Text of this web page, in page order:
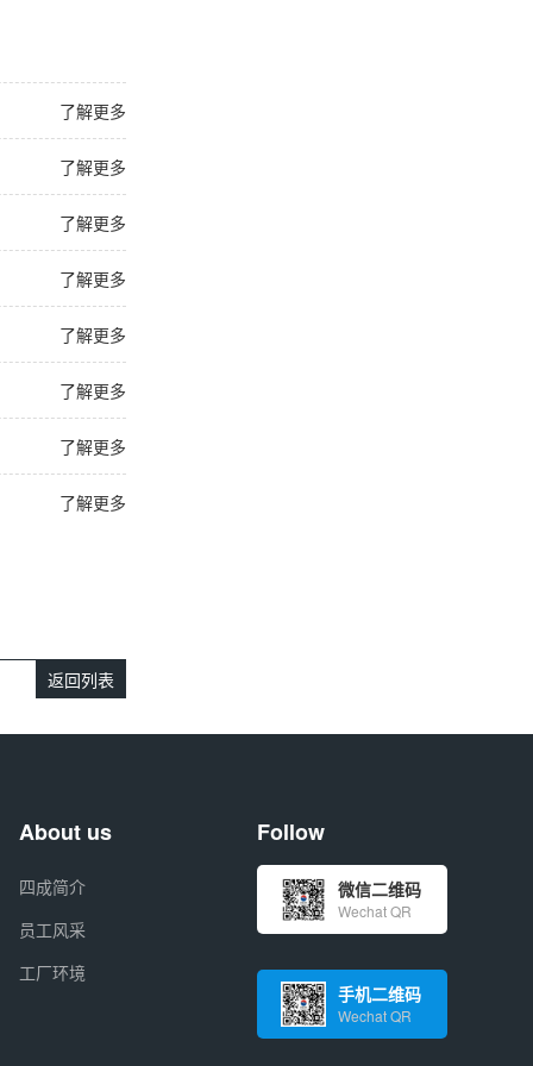
了解更多
了解更多
了解更多
了解更多
了解更多
了解更多
了解更多
了解更多
返回列表
About us
四成简介
员工风采
工厂环境
Follow
微信二维码
Wechat QR
手机二维码
Wechat QR